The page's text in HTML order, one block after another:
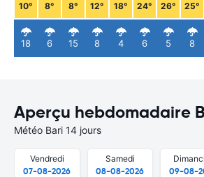
10°
18
8°
6
8°
15
12°
8
18°
4
24°
6
26°
5
25°
8
Aperçu hebdomadaire
Météo Bari 14 jours
Vendredi
07-08-2026
Samedi
08-08-2026
09-08-